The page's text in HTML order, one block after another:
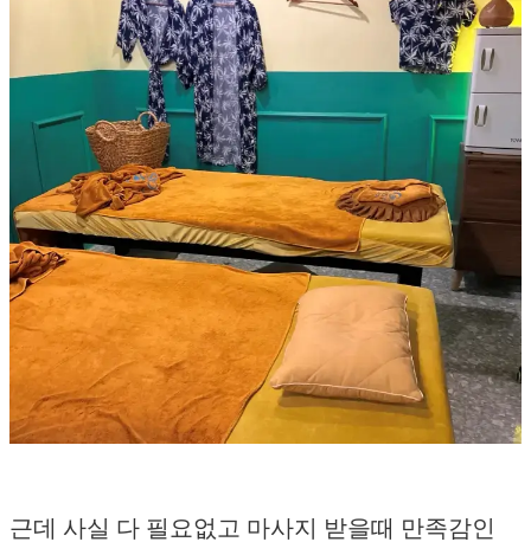
근데 사실 다 필요없고 마사지 받을때 만족감인